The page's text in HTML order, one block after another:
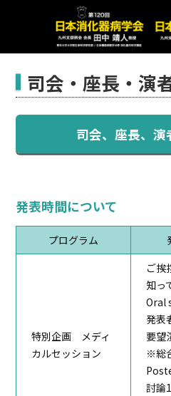
司会・座長・演
司会、座長、演
発表時間について
プログラム
特別企画 メディ
カルセッション
ご挨
知っ
発表
要望
※総
討論
WEB抄録集(PDF)
会長挨拶
プログラム
事前参加登録
司会・座長・演者のご案内